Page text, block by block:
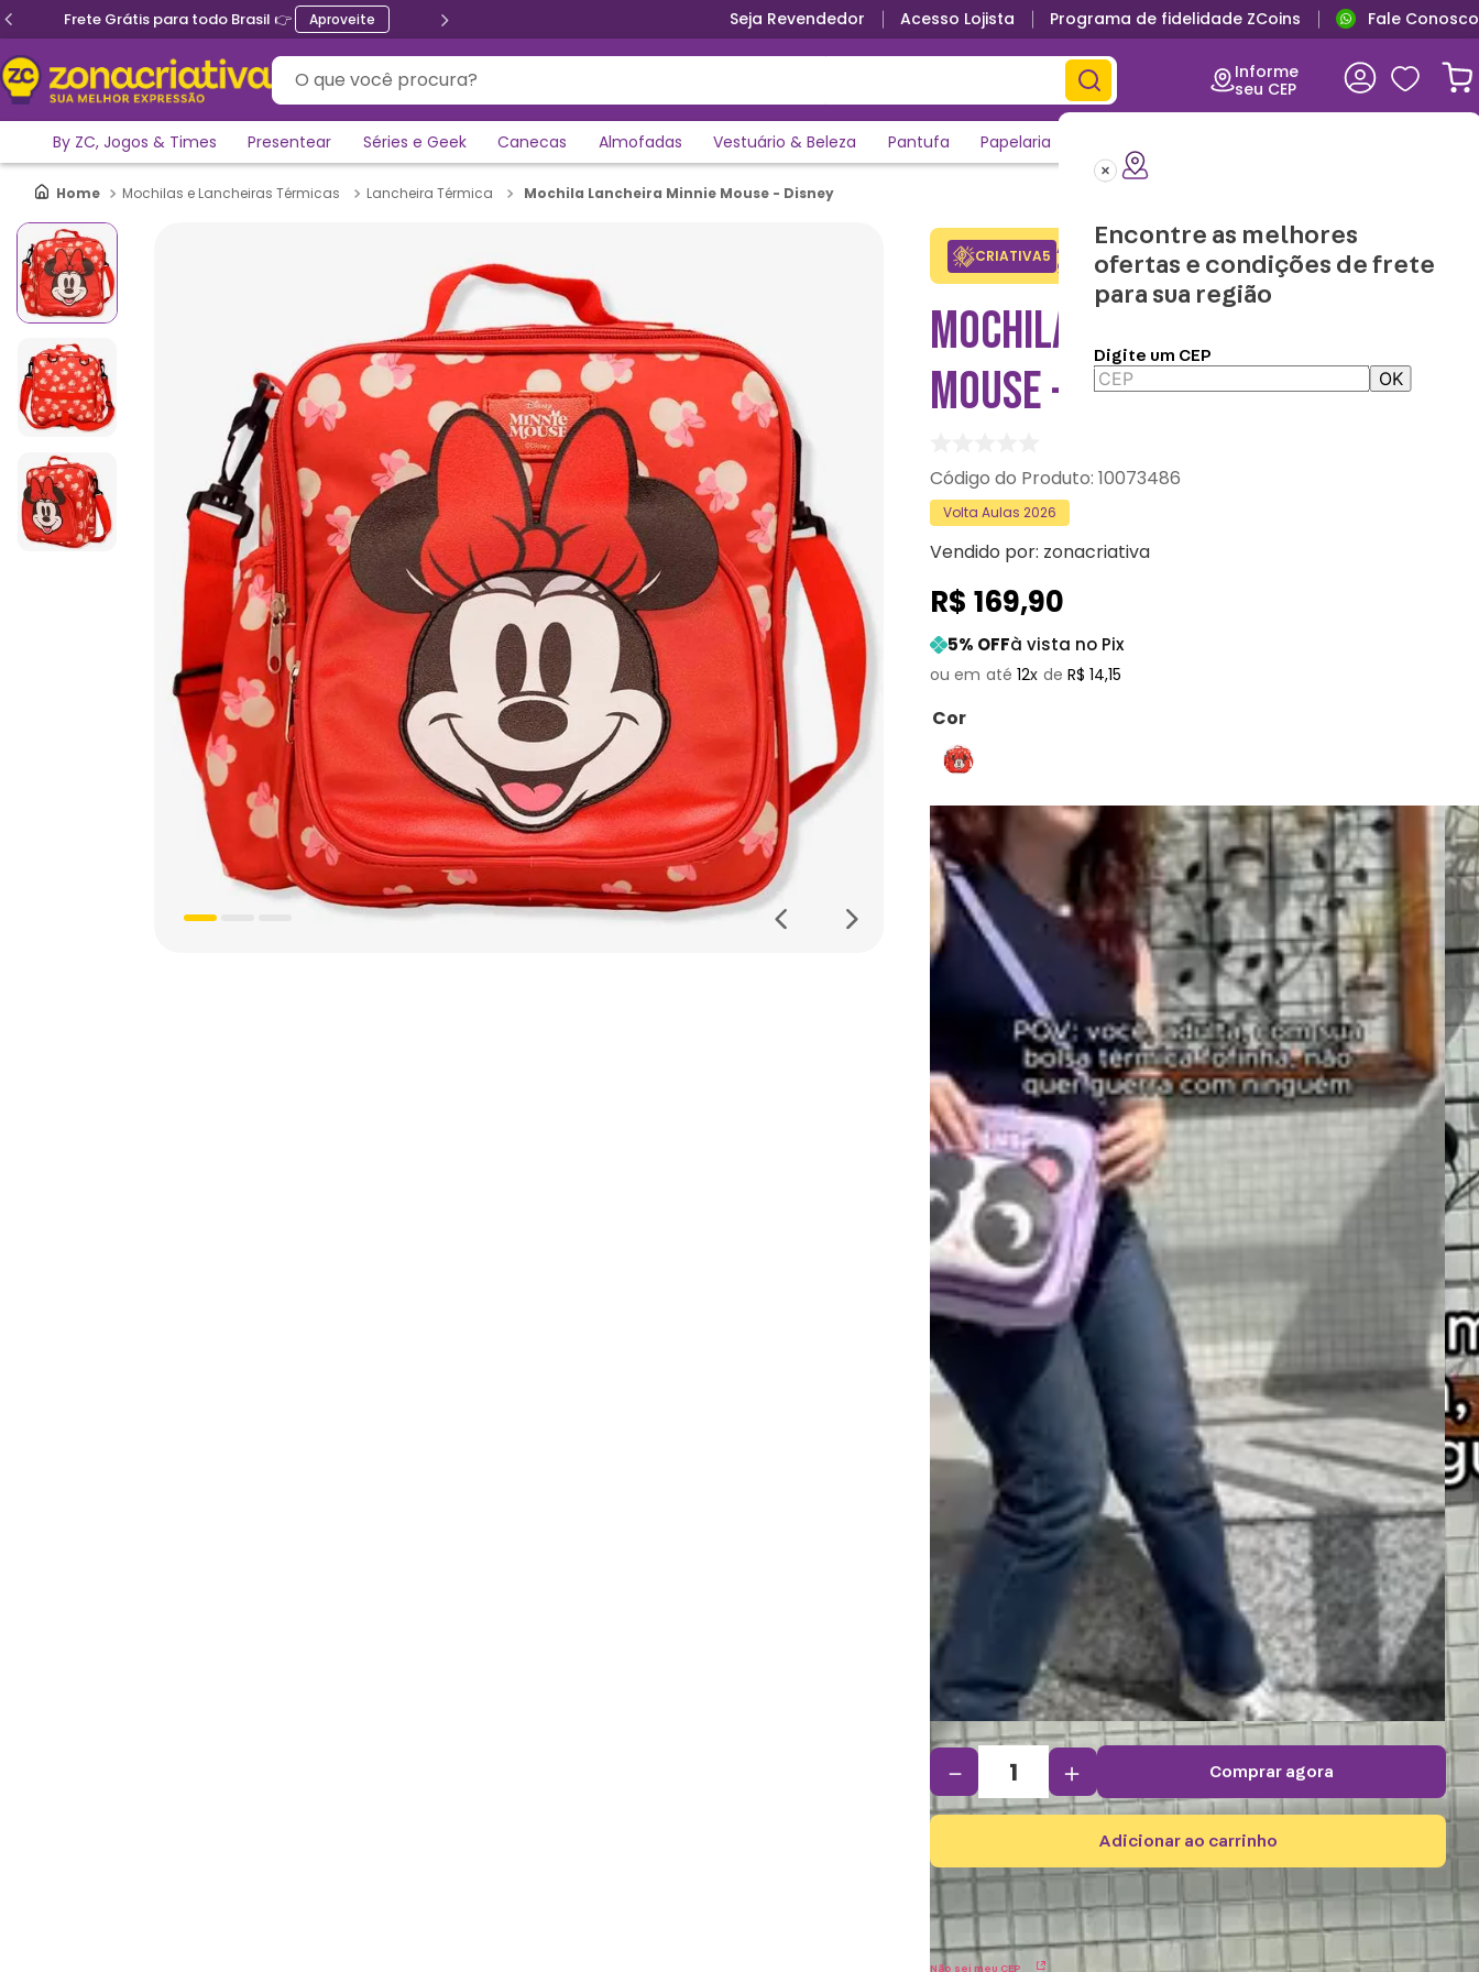
Ganhe 5% de desconto no PIX Parcele em até 12x sem juros Primeira troca grátis
Seja Revendedor Acesso Lojista Programa de fidelidade ZCoins Fale Conosco
O que você procura?
Informe
seu CEP
Encontre as melhores
ofertas e condições de frete
para sua região
Digite um CEP
OK
By ZC, Jogos & Times Presentear Séries e Geek Canecas Almofadas Vestuário & Beleza Pantufa Papelaria
Mochilas e Lancheiras Térmicas Lancheira Térmica Mochila Lancheira Minnie Mouse - Disney
CRIATIVA5 Adicione o cupom no carrinho e
ganhe desconto na 1a compra.
Copiar
MOCHILA LANCHEIRA MINNIE
MOUSE - DISNEY
:10073486
Volta Aulas 2026
Vendido por: zonacriativa
R$ 169,90
5% OFFà vista no Pix
12 R$ 14,15
Cor
＋
－ comprar agora
adicionar ao carrinho
Não sei meu CEP